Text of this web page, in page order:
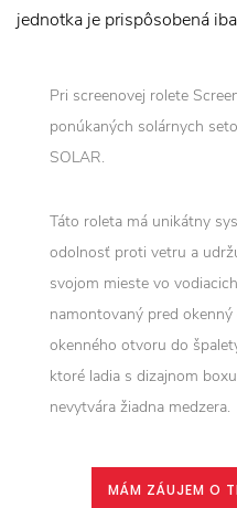
jednotka je prispôsobená
Pri screenovej rolete
ponúkaných solárnych
SOLAR.
Táto roleta má unikátny
odolnosť proti vetru a
svojom mieste vo
namontovaný pred
okenného otvoru do
ktoré ladia s dizajnom
nevytvára žiadna medzera.
MÁM ZÁUJEM O